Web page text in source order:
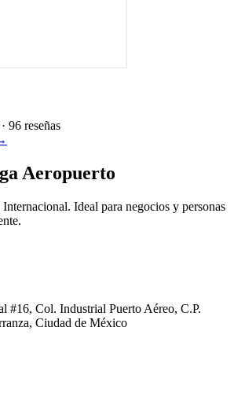
· 96 reseñas
Aeropuerto
Ideal para negocios y personas
#16, Col. Industrial Puerto Aéreo, C.P.
, Ciudad de México